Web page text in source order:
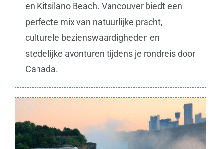
en Kitsilano Beach. Vancouver biedt een
perfecte mix van natuurlijke pracht,
culturele bezienswaardigheden en
stedelijke avonturen tijdens je rondreis door
Canada.